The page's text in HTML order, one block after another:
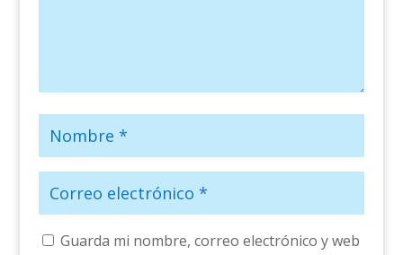
Guarda mi nombre, correo electrónico y web